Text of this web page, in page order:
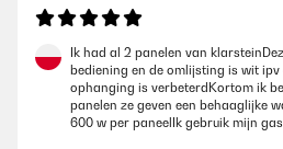
Ik had al 2 panelen van
bediening en de omlijsting is wit ipv
ophanging is verbeterdKortom ik
panelen ze geven een behaaglijke
600 w per paneelIk gebruik mijn